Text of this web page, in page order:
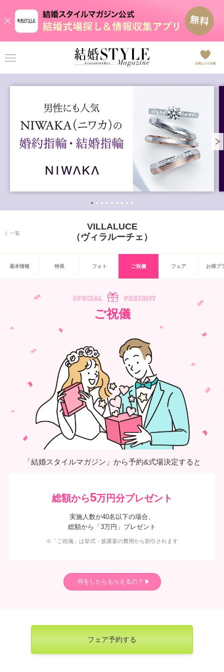
一覧
VILLALUCE
（ヴィラルーチェ）
基本情報 特長 フォト ご祝儀 フェア お得プ
ご祝儀
「結婚スタイルマガジン」から予約&式場決定すると
総額から5万円分プレゼント
実施人数が40名以下の場合、
総額から「3万円」プレゼント
※「ご祝儀」は挙式・披露宴の費用から割引されます
何をしたらもらえるの？
フェア予約する